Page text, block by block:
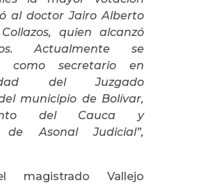
al doctor Jairo Alberto
quien alcanzó
Actualmente se
como secretario en
del Juzgado
municipio de Bolívar,
del Cauca y
de Asonal Judicial”,
magistrado Vallejo